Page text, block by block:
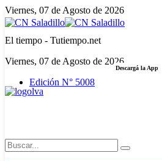
Viernes, 07 de Agosto de 2026
El tiempo - Tutiempo.net
Viernes, 07 de Agosto de 2026
Edición N° 5008
Descargá la App